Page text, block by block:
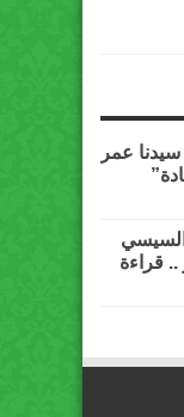
عمر
السيسي
قراءة